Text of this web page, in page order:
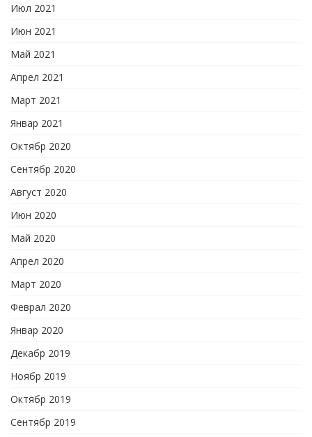
Июл 2021
Июн 2021
Май 2021
Апрел 2021
Март 2021
Январ 2021
Октябр 2020
Сентябр 2020
Август 2020
Июн 2020
Май 2020
Апрел 2020
Март 2020
Феврал 2020
Январ 2020
Декабр 2019
Ноябр 2019
Октябр 2019
Сентябр 2019